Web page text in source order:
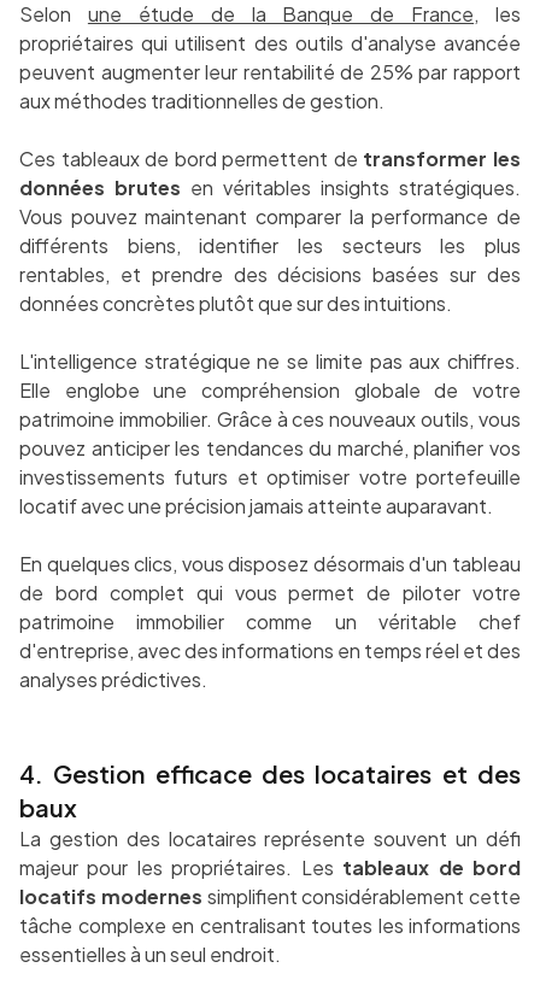
Selon une étude de la Banque de France, les
propriétaires qui utilisent des outils d'analyse avancée
peuvent augmenter leur rentabilité de 25% par rapport
aux méthodes traditionnelles de gestion.
Ces tableaux de bord permettent de transformer les
données brutes en véritables insights stratégiques.
Vous pouvez maintenant comparer la performance de
différents biens, identifier les secteurs les plus
rentables, et prendre des décisions basées sur des
données concrètes plutôt que sur des intuitions.
L'intelligence stratégique ne se limite pas aux chiffres.
Elle englobe une compréhension globale de votre
patrimoine immobilier. Grâce à ces nouveaux outils, vous
pouvez anticiper les tendances du marché, planifier vos
investissements futurs et optimiser votre portefeuille
locatif avec une précision jamais atteinte auparavant.
En quelques clics, vous disposez désormais d'un tableau
de bord complet qui vous permet de piloter votre
patrimoine immobilier comme un véritable chef
d'entreprise, avec des informations en temps réel et des
analyses prédictives.
4. Gestion efficace des locataires et des
baux
La gestion des locataires représente souvent un défi
majeur pour les propriétaires. Les tableaux de bord
locatifs modernes simplifient considérablement cette
tâche complexe en centralisant toutes les informations
essentielles à un seul endroit.